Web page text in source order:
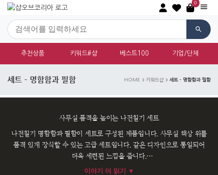
0
추천상품 키워드#샵 베스트100 기업/단체
세트 - 명함함과 필함 HOME 키워드샵 세트 - 명함함과 필함
사무실 품격을 높이는 나전칠기 세트
나전칠기 명함함과 필함이 세트로 구성된 제품입니다. 사무실 책상 위를
품격 있게 장식할 수 있는 고급 세트입니다. 같은 디자인으로 통일되어
더욱 세련된 느낌을 줍니다.
이야기 더 읽기 ▼